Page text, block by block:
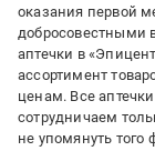
оказания первой
добросовестными
аптечки в
ассортимент
ценам. Все
сотрудничаем
не упомянуть того